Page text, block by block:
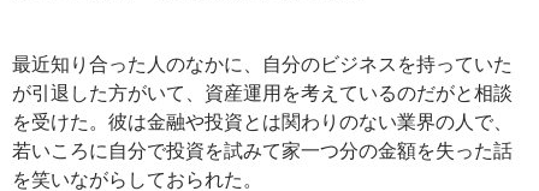
最近知り合った人のなかに、自分のビジネスを持っていた
が引退した方がいて、資産運用を考えているのだがと相談
を受けた。彼は金融や投資とは関わりのない業界の人で、
若いころに自分で投資を試みて家一つ分の金額を失った話
を笑いながらしておられた。